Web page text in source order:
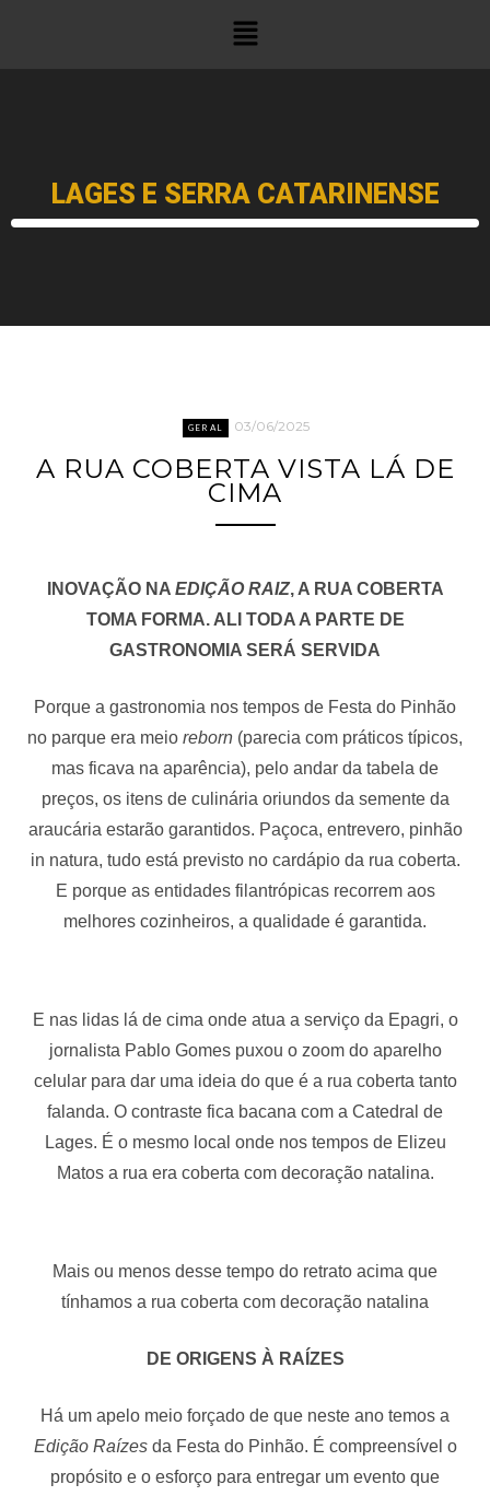
LAGES E SERRA CATARINENSE
GERAL 03/06/2025
A RUA COBERTA VISTA LÁ DE
CIMA
INOVAÇÃO NA EDIÇÃO RAIZ, A RUA COBERTA
TOMA FORMA. ALI TODA A PARTE DE
GASTRONOMIA SERÁ SERVIDA
Porque a gastronomia nos tempos de Festa do Pinhão
no parque era meio reborn (parecia com práticos típicos,
mas ficava na aparência), pelo andar da tabela de
preços, os itens de culinária oriundos da semente da
araucária estarão garantidos. Paçoca, entrevero, pinhão
in natura, tudo está previsto no cardápio da rua coberta.
E porque as entidades filantrópicas recorrem aos
melhores cozinheiros, a qualidade é garantida.
E nas lidas lá de cima onde atua a serviço da Epagri, o
jornalista Pablo Gomes puxou o zoom do aparelho
celular para dar uma ideia do que é a rua coberta tanto
falanda. O contraste fica bacana com a Catedral de
Lages. É o mesmo local onde nos tempos de Elizeu
Matos a rua era coberta com decoração natalina.
Mais ou menos desse tempo do retrato acima que
tínhamos a rua coberta com decoração natalina
DE ORIGENS À RAÍZES
Há um apelo meio forçado de que neste ano temos a
Edição Raízes da Festa do Pinhão. É compreensível o
propósito e o esforço para entregar um evento que